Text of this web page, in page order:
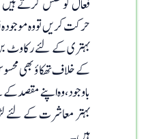
فعال کوشش کرتے ہیں
حرکت کریں تو وہ
بہتری کے لئے رکاوٹ
کے خلاف تھکاؤ بھی
باوجود، وہ اپنے مقصد کے
بہتر معاشرت کے لئے